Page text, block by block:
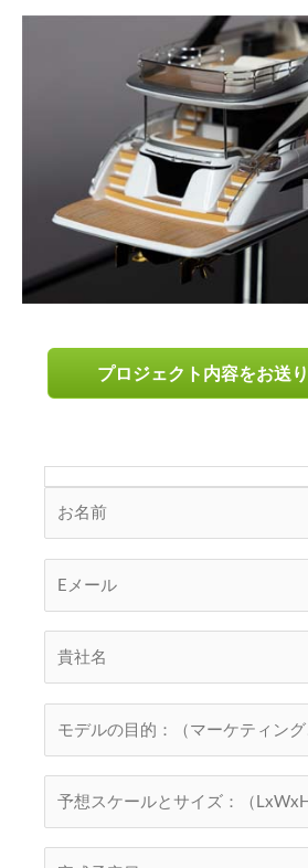
プロジェクト内容をお送